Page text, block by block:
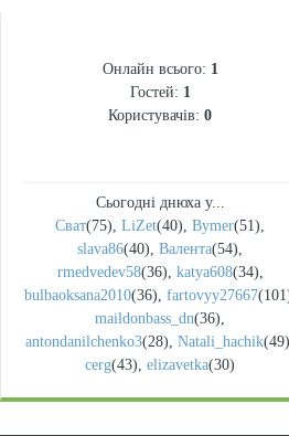
Онлайн всього: 1
Гостей: 1
Користувачів: 0
Сьогодні днюха у...
Сват(75), LiZet(40), Bymer(51),
slava86(40), Валента(54),
rmedvedev58(36), katya608(34),
bulbaoksana2010(36), fartovyy27667
maildonbass_dn(36),
antondanilchenko3(28), Natali_hachik(49)
cerg(43), elizavetka(30)